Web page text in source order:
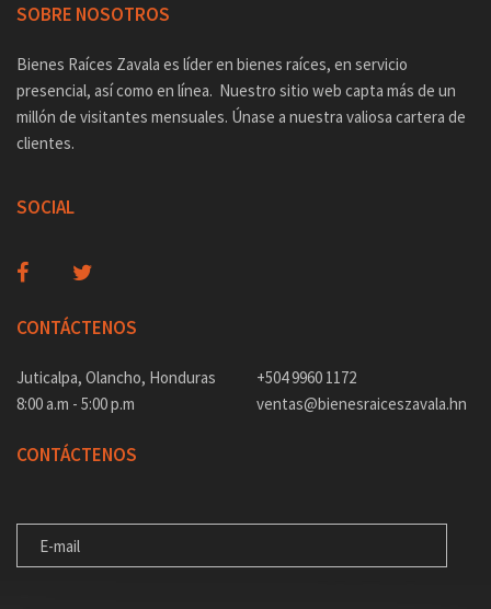
SOBRE NOSOTROS
Bienes Raíces Zavala es líder en bienes raíces, en servicio
presencial, así como en línea. Nuestro sitio web capta más de un
millón de visitantes mensuales. Únase a nuestra valiosa cartera de
clientes.
SOCIAL
CONTÁCTENOS
Juticalpa, Olancho, Honduras
8:00 a.m - 5:00 p.m
+504 9960 1172
ventas@bienesraiceszavala.hn
CONTÁCTENOS